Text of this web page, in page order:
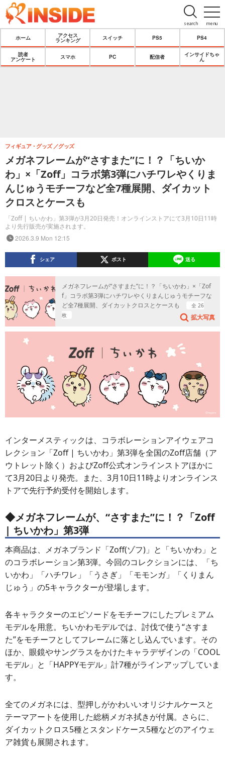
menu
search
ホーム
アクセス
ランキング
スイッチ PS5 PS4
読者
アンケート
スマホ PC 配信者
インサイドちゃ
ん
メガネフレームが“さすまた”に！？「ちいか
わ」×「Zoff」コラボ第3弾にハチワレやくりま
んじゅうモチーフなど全7種展開、ダイカット
クロスとケースも
「Zoff | ちいかわ」第3弾が3月20日発売！オンラインストアにて3月10日11時
より先行販売が実施されます。
フィギュア・グッズ グッズ
2026.3.9 Mon 12:15
シェア ポスト 送る
メガネフレームが“さすまた”に！？「ちいかわ」×「Zof
f」コラボ第3弾にハチワレやくりまんじゅうモチーフな
ど全7種展開、ダイカットクロスとケースも
全 26
枚
拡大写真
インターメスティックは、コラボレーションアイウェアコ
レクション「Zoff | ちいかわ」第3弾を全国のZoff店舗（ア
ウトレット除く）およびZoff公式オンラインストアほかに
て3月20日より発売。また、3月10日11時よりオンラインス
トアで先行予約受付を開始します。
◆メガネフレームが、“さすまた”に！？「Zoff
| ちいかわ」第3弾
本商品は、メガネブランド「Zoff(ゾフ)」と「ちいかわ」と
のコラボレーション第3弾。今回のコレクションには、「ち
いかわ」「ハチワレ」「うさぎ」「モモンガ」「くりまん
じゅう」の5キャラクターが登場します。
各キャラクターのエピソードをモチーフにしたプレミアム
モデルを用意。ちいかわモデルでは、討伐で使う“さすま
た”をモチーフとしてフレームに落とし込んでいます。その
ほか、眼鏡やサングラスをかけたキャラデザインの「COOL
モデル」と「HAPPYモデル」計7種がラインアップしていま
す。
全てのメガネには、型押しがかわいいオリジナルケースと
テーマアートを使用した総柄メガネ拭きが付属。さらに、
ダイカットクロス5種とスタンドケース5種などのアイウェ
ア雑貨も展開されます。